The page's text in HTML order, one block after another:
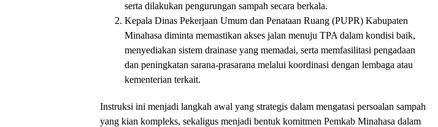
serta dilakukan pengurungan sampah secara berkala.
Kepala Dinas Pekerjaan Umum dan Penataan Ruang (PUPR) Kabupaten
Minahasa diminta memastikan akses jalan menuju TPA dalam kondisi baik,
menyediakan sistem drainase yang memadai, serta memfasilitasi pengadaan
dan peningkatan sarana-prasarana melalui koordinasi dengan lembaga atau
kementerian terkait.
Instruksi ini menjadi langkah awal yang strategis dalam mengatasi persoalan sampah
yang kian kompleks, sekaligus menjadi bentuk komitmen Pemkab Minahasa dalam